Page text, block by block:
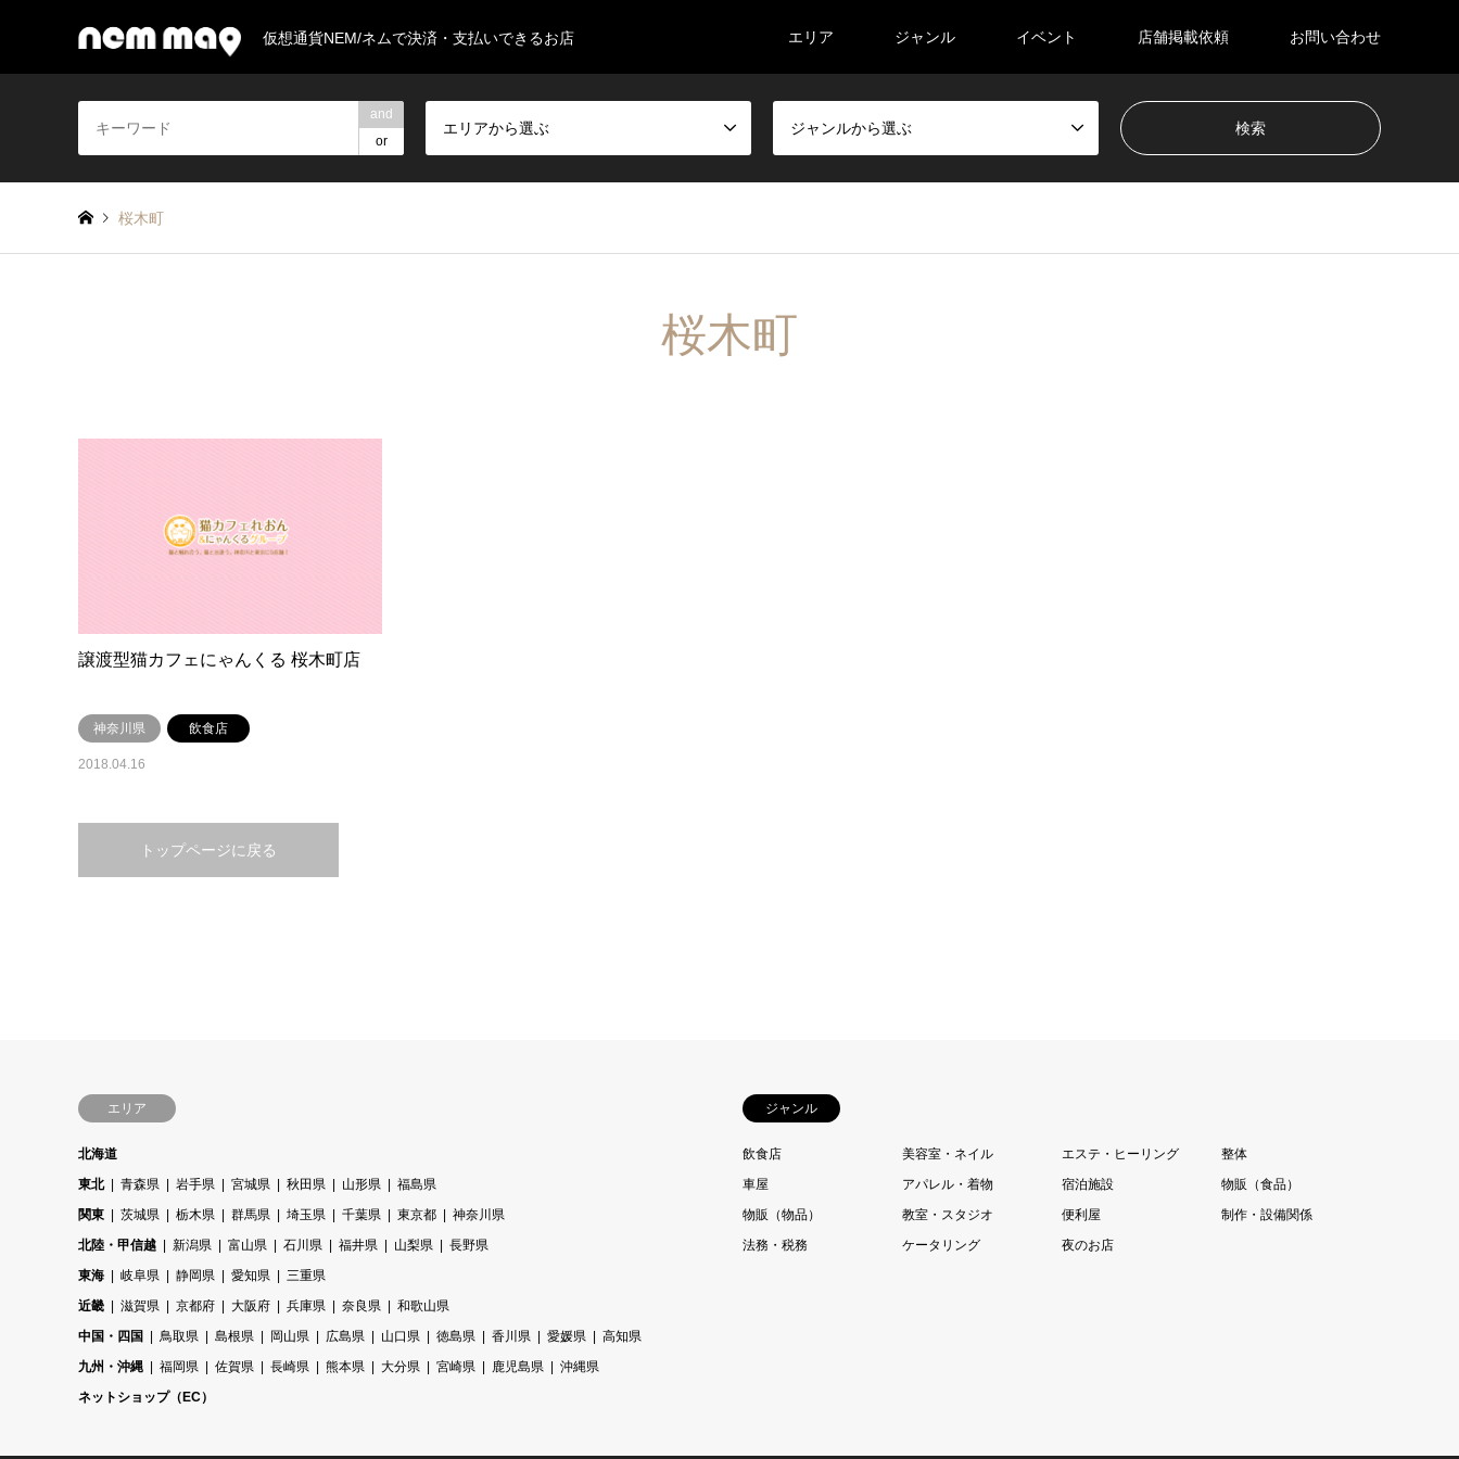
仮想通貨NEM/ネムで決済・支払いできるお店 エリア ジャンル イベント 店舗掲載依頼 お問い合わせ
and
or
エリアから選ぶ ジャンルから選ぶ
桜木町
桜木町
譲渡型猫カフェにゃんくる 桜木町店
神奈川県 飲食店
2018.04.16
トップページに戻る
エリア
北海道
東北
青森県 岩手県 宮城県 秋田県 山形県
福島県
関東
茨城県 栃木県 群馬県 埼玉県 千葉県 東京都
神奈川県
北陸・甲信越
新潟県 富山県 石川県 福井県 山梨県
長野県
東海
岐阜県 静岡県 愛知県
三重県
近畿
滋賀県 京都府 大阪府 兵庫県 奈良県
和歌山県
中国・四国
鳥取県 島根県 岡山県 広島県 山口県 徳島県 香川県 愛媛県
高知県
九州・沖縄
福岡県 佐賀県 長崎県 熊本県 大分県 宮崎県 鹿児島県
沖縄県
ネットショップ（EC）
ジャンル
飲食店 美容室・ネイル エステ・ヒーリング
整体
車屋
アパレル・着物 宿泊施設
物販（食品）
物販（物品）
教室・スタジオ 便利屋
制作・設備関係
法務・税務
ケータリング 夜のお店